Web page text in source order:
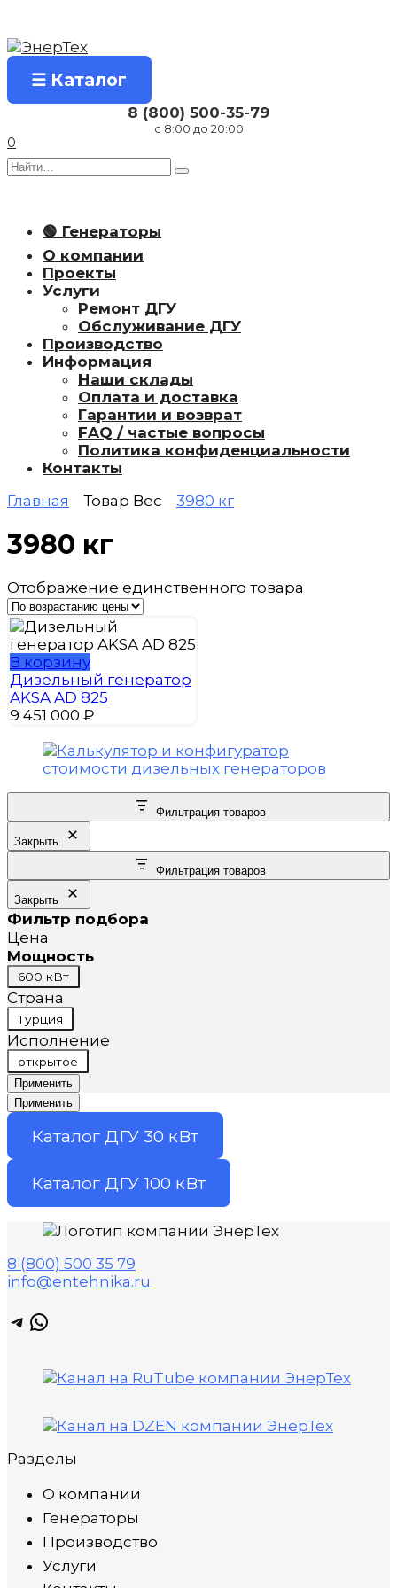
содержанию
☰ Каталог
8 (800) 500-35-79
с 8:00 до 20:00
0
Search
🟢 Генераторы
О компании
Проекты
Услуги
Ремонт ДГУ
Обслуживание ДГУ
Производство
Информация
Наши склады
Оплата и доставка
Гарантии и возврат
FAQ / частые вопросы
Политика конфиденциальности
Контакты
Главная
Товар Вес 3980 кг
3980 кг
Отображение единственного товара
В корзину
Дизельный генератор
AKSA AD 825
9 451 000 ₽
Фильтрация товаров
Закрыть
Фильтрация товаров
Закрыть
Фильтр подбора
Цена
Мощность
Мощность
600 кВт
Страна
Страна
Турция
Исполнение
Исполнение
открытое
Применить
Применить
Каталог ДГУ 30 кВт
Каталог ДГУ 100 кВт
8 (800) 500 35 79
info@entehnika.ru
Telegram
WhatsApp
Разделы
О компании
Генераторы
Производство
Услуги